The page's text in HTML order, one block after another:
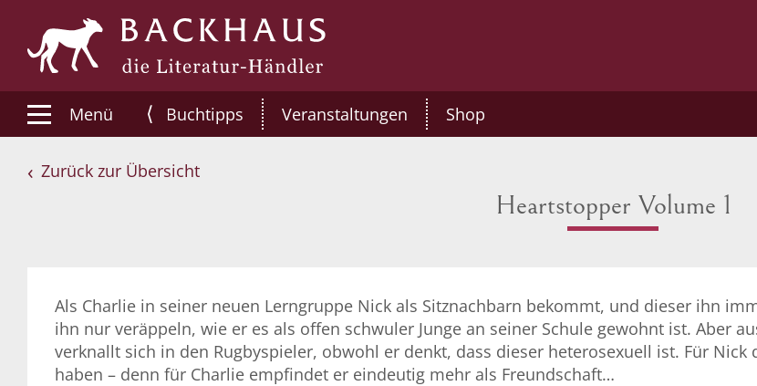
Menü ⟨ Buchtipps Veranstaltungen Shop
Zurück zur Übersicht
Heartstopper Volume 1
Als Charlie in seiner neuen Lerngruppe Nick als Sitznachbarn bekommt, und dieser ihn
ihn nur veräppeln, wie er es als offen schwuler Junge an seiner Schule gewohnt ist. Aber
verknallt sich in den Rugbyspieler, obwohl er denkt, dass dieser heterosexuell ist. Für Nick
haben – denn für Charlie empfindet er eindeutig mehr als Freundschaft…